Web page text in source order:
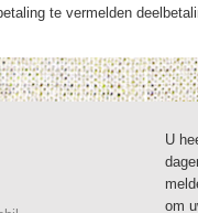
te vermelden
U
om